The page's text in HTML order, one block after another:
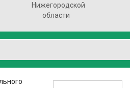
Нижегородской
области